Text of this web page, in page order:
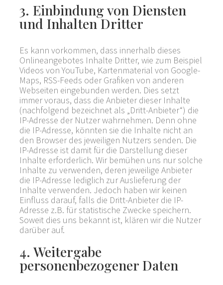
3. Einbindung von Diensten
und Inhalten Dritter
Es kann vorkommen, dass innerhalb dieses
Onlineangebotes Inhalte Dritter, wie zum Beispiel
Videos von YouTube, Kartenmaterial von Google-
Maps, RSS-Feeds oder Grafiken von anderen
Webseiten eingebunden werden. Dies setzt
immer voraus, dass die Anbieter dieser Inhalte
(nachfolgend bezeichnet als „Dritt-Anbieter“) die
IP-Adresse der Nutzer wahrnehmen. Denn ohne
die IP-Adresse, könnten sie die Inhalte nicht an
den Browser des jeweiligen Nutzers senden. Die
IP-Adresse ist damit für die Darstellung dieser
Inhalte erforderlich. Wir bemühen uns nur solche
Inhalte zu verwenden, deren jeweilige Anbieter
die IP-Adresse lediglich zur Auslieferung der
Inhalte verwenden. Jedoch haben wir keinen
Einfluss darauf, falls die Dritt-Anbieter die IP-
Adresse z.B. für statistische Zwecke speichern.
Soweit dies uns bekannt ist, klären wir die Nutzer
darüber auf.
4. Weitergabe
personenbezogener Daten